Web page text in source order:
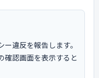
違反を報告します。
確認画面を表示すると